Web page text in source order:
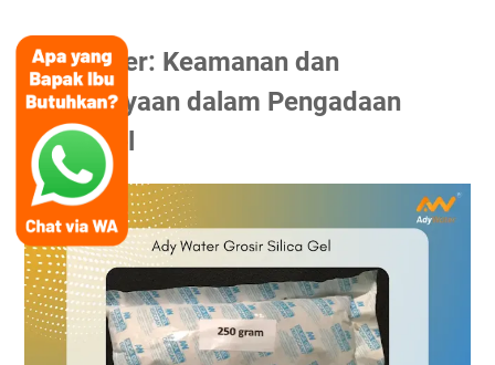
Ady Water: Keamanan dan
Kepercayaan dalam Pengadaan
Silica Gel